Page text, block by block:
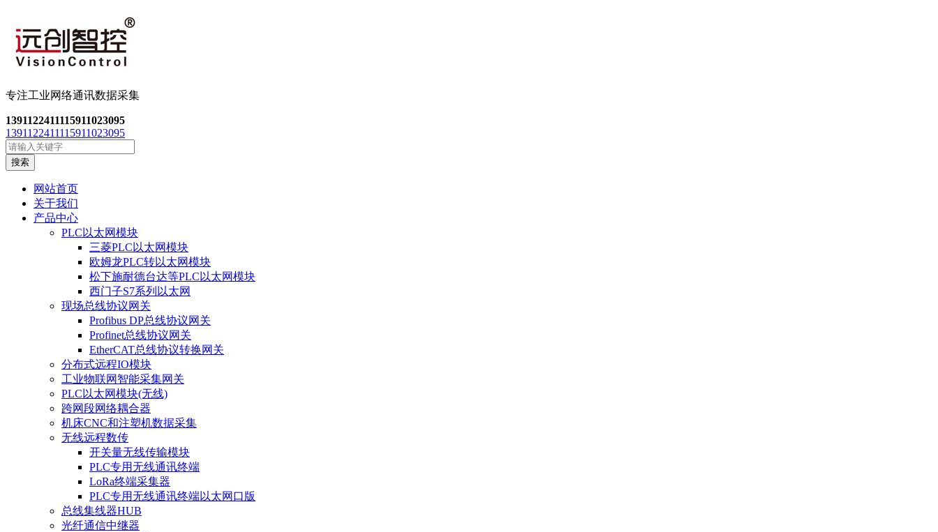
专注工业网络通讯数据采集
1391122411115911023095
1391122411115911023095
搜索
网站首页
关于我们
产品中心
PLC以太网模块
三菱PLC以太网模块
欧姆龙PLC转以太网模块
松下施耐德台达等PLC以太网模块
西门子S7系列以太网
现场总线协议网关
Profibus DP总线协议网关
Profinet总线协议网关
EtherCAT总线协议转换网关
分布式远程IO模块
工业物联网智能采集网关
PLC以太网模块(无线)
跨网段网络耦合器
机床CNC和注塑机数据采集
无线远程数传
开关量无线传输模块
PLC专用无线通讯终端
LoRa终端采集器
PLC专用无线通讯终端以太网口版
总线集线器HUB
光纤通信中继器